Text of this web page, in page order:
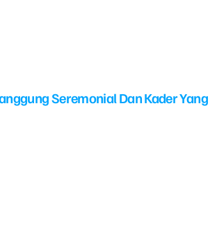
Seremonial Dan Kader Yang